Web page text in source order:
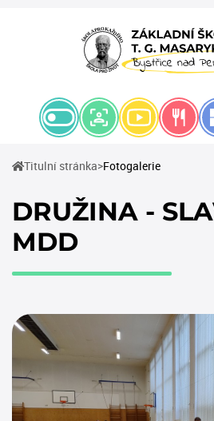
Titulní stránka(current)
Fotogalerie
DRUŽINA -
MDD